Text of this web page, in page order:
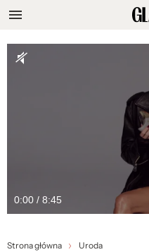
0:00 / 8:45
Strona główna Uroda